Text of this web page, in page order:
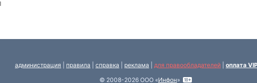
администрация правила справка реклама для правообладателей оплата
© 2008-2026 ООО «Инфон»